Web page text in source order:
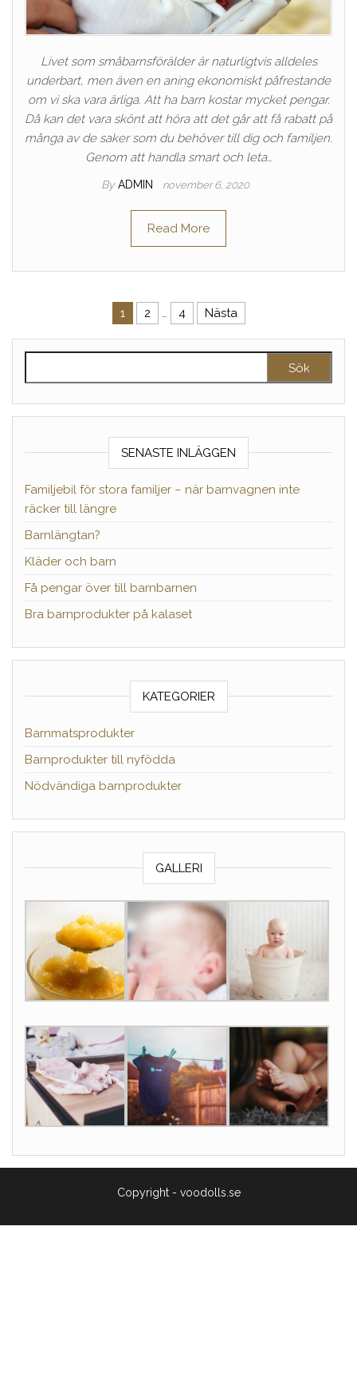
Livet som småbarnsförälder är naturligtvis alldeles
underbart, men även en aning ekonomiskt påfrestande
om vi ska vara ärliga. Att ha barn kostar mycket pengar.
Då kan det vara skönt att höra att det går att få rabatt på
många av de saker som du behöver till dig och familjen.
Genom att handla smart och leta…
By ADMIN november 6, 2020
Read More
Sidnumrering för inlägg
1 2 4 Nästa
SENASTE INLÄGGEN
Familjebil för stora familjer – när barnvagnen inte
räcker till längre
Barnlängtan?
Kläder och barn
Få pengar över till barnbarnen
Bra barnprodukter på kalaset
KATEGORIER
Barnmatsprodukter
Barnprodukter till nyfödda
Nödvändiga barnprodukter
GALLERI